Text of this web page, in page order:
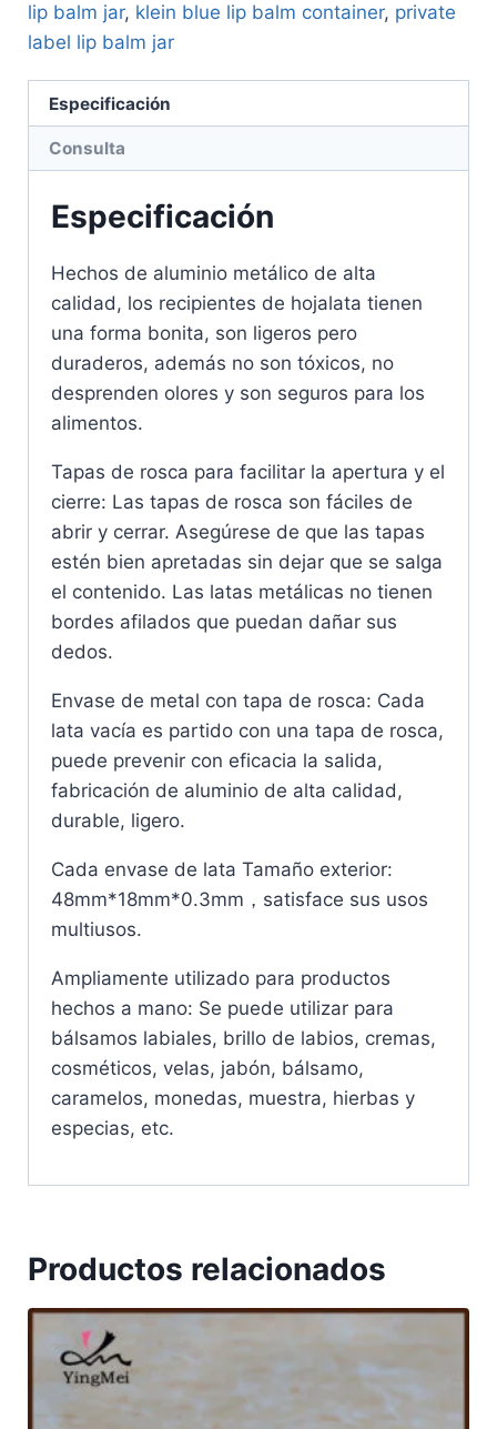
lip balm jar, klein blue lip balm container, private
label lip balm jar
Especificación
Consulta
Especificación
Hechos de aluminio metálico de alta
calidad, los recipientes de hojalata tienen
una forma bonita, son ligeros pero
duraderos, además no son tóxicos, no
desprenden olores y son seguros para los
alimentos.
Tapas de rosca para facilitar la apertura y el
cierre: Las tapas de rosca son fáciles de
abrir y cerrar. Asegúrese de que las tapas
estén bien apretadas sin dejar que se salga
el contenido. Las latas metálicas no tienen
bordes afilados que puedan dañar sus
dedos.
Envase de metal con tapa de rosca: Cada
lata vacía es partido con una tapa de rosca,
puede prevenir con eficacia la salida,
fabricación de aluminio de alta calidad,
durable, ligero.
Cada envase de lata Tamaño exterior:
48mm*18mm*0.3mm，satisface sus usos
multiusos.
Ampliamente utilizado para productos
hechos a mano: Se puede utilizar para
bálsamos labiales, brillo de labios, cremas,
cosméticos, velas, jabón, bálsamo,
caramelos, monedas, muestra, hierbas y
especias, etc.
Productos relacionados